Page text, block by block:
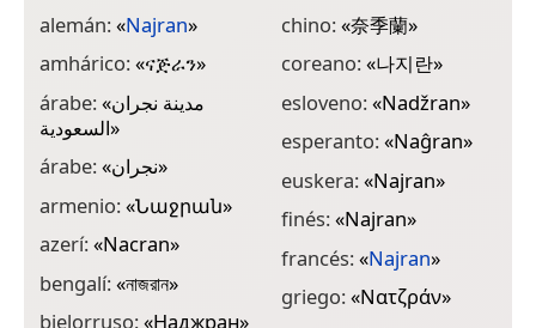
alemán:«Najran»
amhárico:«ናጅራን»
árabe:«مدينة نجران
السعودية»
árabe:«نجران»
armenio:«Նաջրան»
azerí:«Nacran»
bengalí:«নাজরান»
bielorruso:«Наджран»
chino:«奈季蘭»
coreano:«나지란»
esloveno:«Nadžran»
esperanto:«Naĝran»
euskera:«Najran»
finés:«Najran»
francés:«Najran»
griego:«Νατζράν»